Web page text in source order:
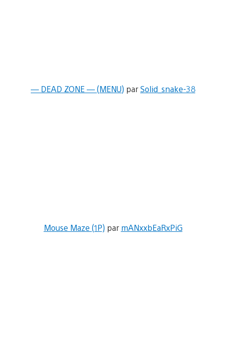
— DEAD ZONE — (MENU) parSolid_snake-38
Mouse Maze (1P) par mANxxbEaRxPiG